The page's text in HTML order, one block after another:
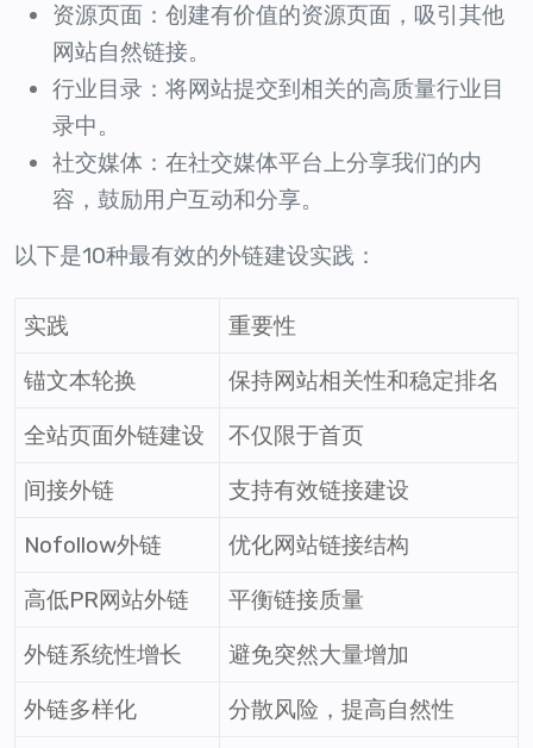
资源页面：创建有价值的资源页面，吸引其他
网站自然链接。
行业目录：将网站提交到相关的高质量行业目
录中。
社交媒体：在社交媒体平台上分享我们的内
容，鼓励用户互动和分享。
以下是10种最有效的外链建设实践：
实践
重要性
锚文本轮换
保持网站相关性和稳定排名
全站页面外链建设
不仅限于首页
间接外链
支持有效链接建设
Nofollow外链
优化网站链接结构
高低PR网站外链
平衡链接质量
外链系统性增长
避免突然大量增加
外链多样化
分散风险，提高自然性